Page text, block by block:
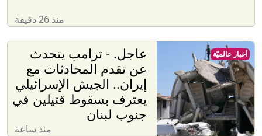
منذ 26 دقيقة
عاجل. - ترامب يتحدث
عن تقدم المحادثات مع
إيران.. الجيش الإسرائيلي
يعترف بسقوط قتيلين في
جنوب لبنان
منذ ساعة
أخبار عالميّة